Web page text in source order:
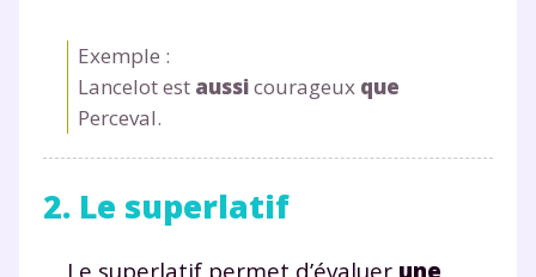
Exemple :
Lancelot est aussicourageux que
Perceval.
2. Le superlatif
Le superlatif permet d’évaluer une